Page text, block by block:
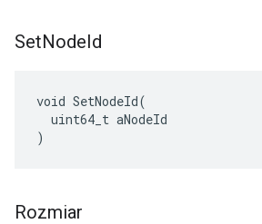
SetNodeId
void SetNodeId(
  uint64_t aNodeId
)
Rozmiar